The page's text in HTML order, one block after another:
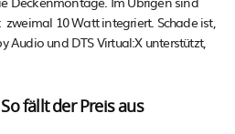
10 Watt integriert. Schade ist,
Audio und DTS Virtual:X unterstützt,
fällt der Preis aus